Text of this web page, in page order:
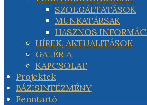
SZOLGÁLTATÁSOK
MUNKATÁRSAK
HASZNOS
HÍREK, AKTUALITÁSOK
GALÉRIA
KAPCSOLAT
Projektek
BÁZISINTÉZMÉNY
Fenntartó